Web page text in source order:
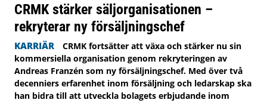
CRMK stärker säljorganisationen –
rekryterar ny försäljningschef
KARRIÄR
CRMK fortsätter att växa och stärker nu sin
kommersiella organisation genom rekryteringen av
Andreas Franzén som ny försäljningschef. Med över två
decenniers erfarenhet inom försäljning och ledarskap ska
han bidra till att utveckla bolagets erbjudande inom